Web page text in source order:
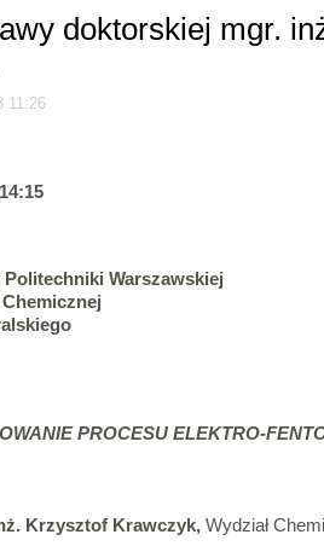
doktorskiej mgr.
11:26
Politechniki Warszawskiej
PROCESU ELEKTRO-
Krzysztof Krawczyk, Wydział